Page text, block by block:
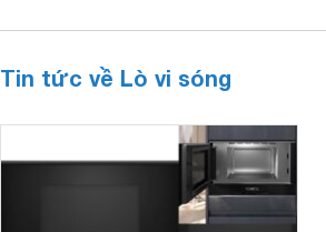
Tin tức về Lò vi sóng